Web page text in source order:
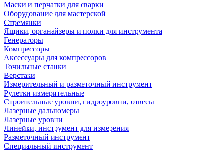
Маски и перчатки для сварки
Оборудование для мастерской
Стремянки
Ящики, органайзеры и полки для инструмента
Генераторы
Компрессоры
Аксессуары для компрессоров
Точильные станки
Верстаки
Измерительный и разметочный инструмент
Рулетки измерительные
Строительные уровни, гидроуровни, отвесы
Лазерные дальномеры
Лазерные уровни
Линейки, инструмент для измерения
Разметочный инструмент
Специальный инструмент